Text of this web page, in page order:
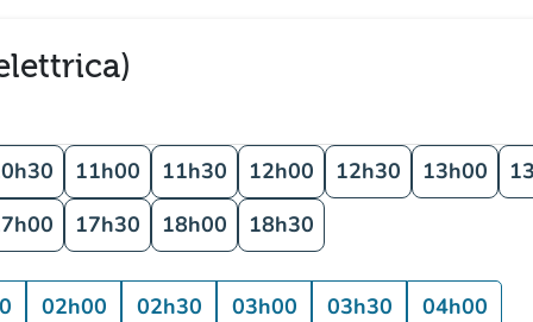
11h00 11h30 12h00 12h30 13h00
17h30 18h00 18h30
02h00 02h30 03h00 03h30 04h00